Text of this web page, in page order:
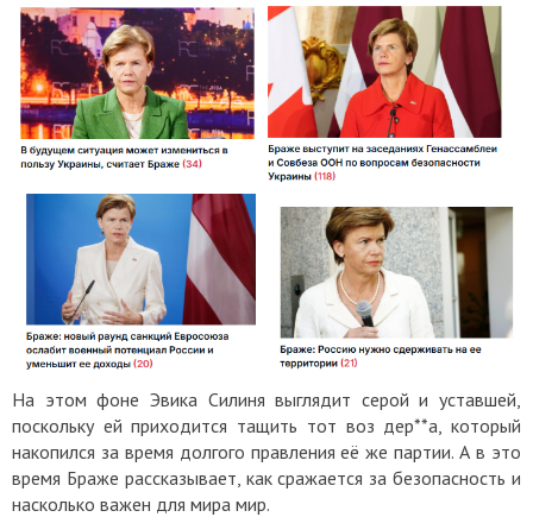
На этом фоне Эвика Силиня выглядит серой и уставшей,
поскольку ей приходится тащить тот воз дер**а, который
накопился за время долгого правления её же партии. А в это
время Браже рассказывает, как сражается за безопасность и
насколько важен для мира мир.